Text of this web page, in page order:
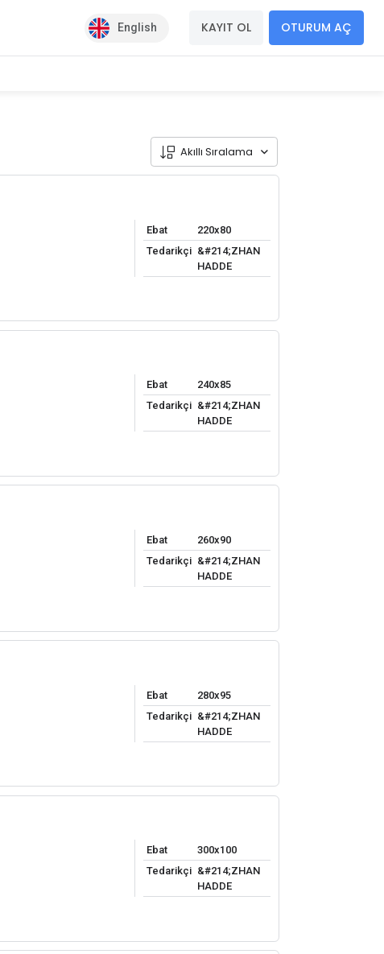
English KAYIT OL OTURUM AÇ
Akıllı Sıralama
Ebat
220x80
Tedarikçi &#214;ZHAN
HADDE
Ebat
240x85
Tedarikçi &#214;ZHAN
HADDE
Ebat
260x90
Tedarikçi &#214;ZHAN
HADDE
Ebat
280x95
Tedarikçi &#214;ZHAN
HADDE
Ebat
300x100
Tedarikçi &#214;ZHAN
HADDE